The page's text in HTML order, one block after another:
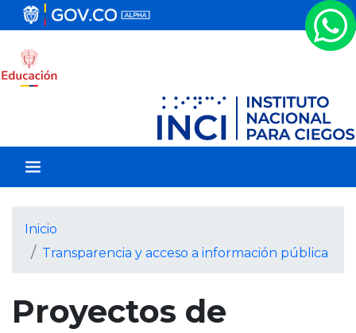
a
a
l
c
i
p
Inicio
Transparencia y acceso a información pública
Proyectos de